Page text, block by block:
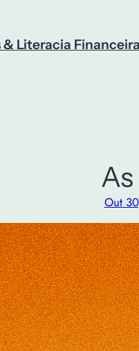
& Literacia Financeira
Out